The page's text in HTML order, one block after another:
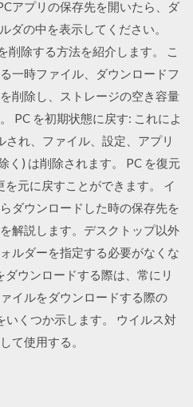
アプリの保存先を開いたら、ダ
ダの中を表示してください。
削除する方法を紹介します。 こ
一時ファイル、ダウンロードフ
削除し、ストレージの空き容量
PC を初期状態に戻す: これによ
され、ファイル、設定、アプリ
く) は削除されます。 PC を復元
元に戻すことができます。 イ
ダウンロードした時の保存先を
解説します。デスクトップ以外
ルダーを指定する必要がなくな
ダウンロードする際は、常にリ
イルをダウンロードする際の
いくつか示します。 ウイルス対
て使用する。